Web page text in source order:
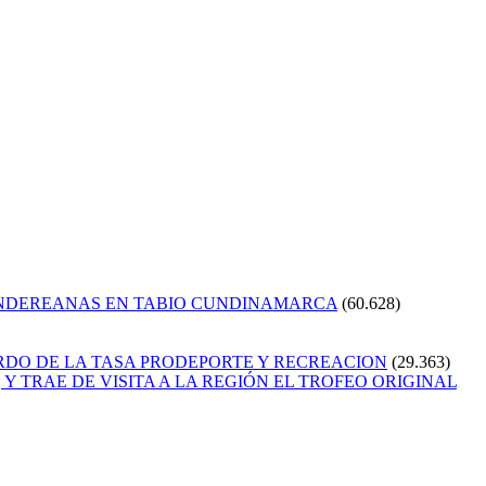
EN TABIO CUNDINAMARCA (60.628)
DE LA TASA PRODEPORTE Y RECREACION (29.363)
TRAE DE VISITA A LA REGIÓN EL TROFEO ORIGINAL